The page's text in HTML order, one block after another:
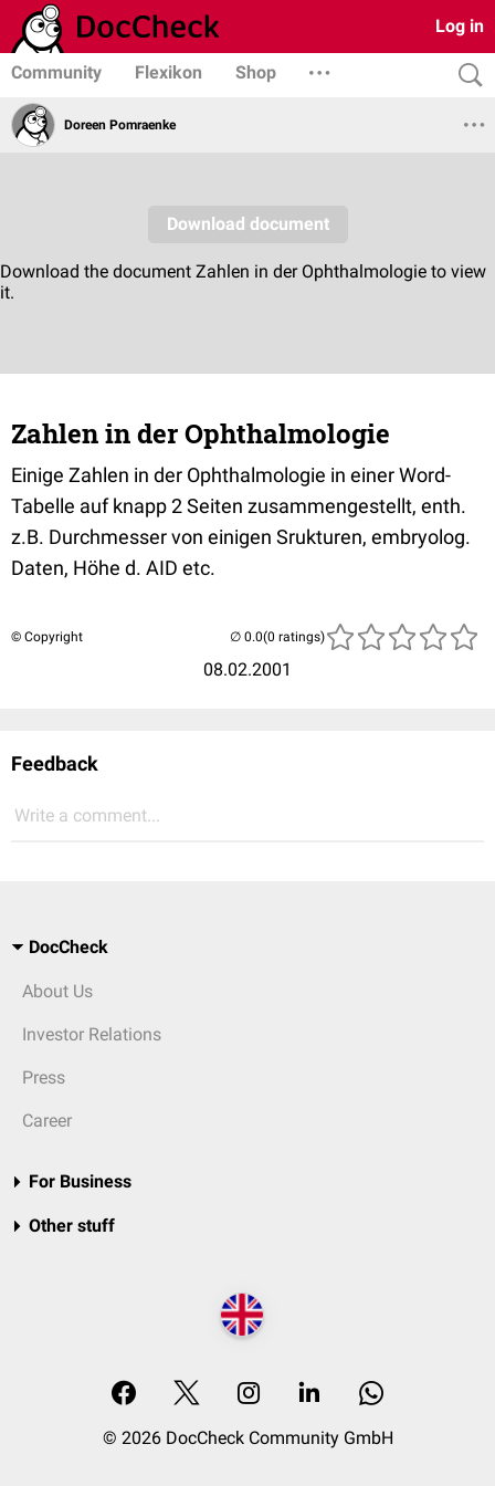
Log in
Community Flexikon Shop
Doreen Pomraenke
Zahlen in der Ophthalmologie
Einige Zahlen in der Ophthalmologie in einer Word-
Tabelle auf knapp 2 Seiten zusammengestellt, enth.
z.B. Durchmesser von einigen Srukturen, embryolog.
Daten, Höhe d. AID etc.
© Copyright
08.02.2001
(0 ratings)
Feedback
Write a comment...
DocCheck
About Us
Investor Relations
Press
Career
For Business
Other stuff
© 2026 DocCheck Community GmbH